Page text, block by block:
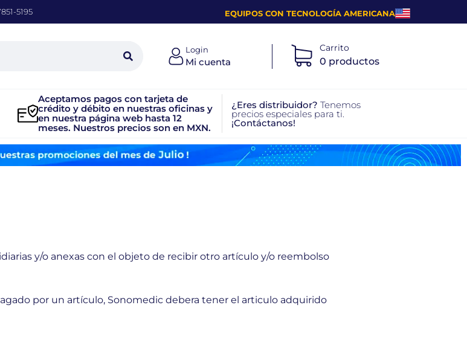
5195 EQUIPOS CON TECNOLOGÍA AMERICANA
Login
Mi cuenta
Carrito
0 productos
Aceptamos pagos con tarjeta de
crédito y débito en nuestras oficinas y
en nuestra página web hasta 12
meses. Nuestros precios son en MXN.
¿Eres distribuidor? Tenemos
precios especiales para ti.
¡Contáctanos!
y/o anexas con el objeto de recibir otro artículo y/o reembolso
por un artículo, Sonomedic debera tener el articulo adquirido